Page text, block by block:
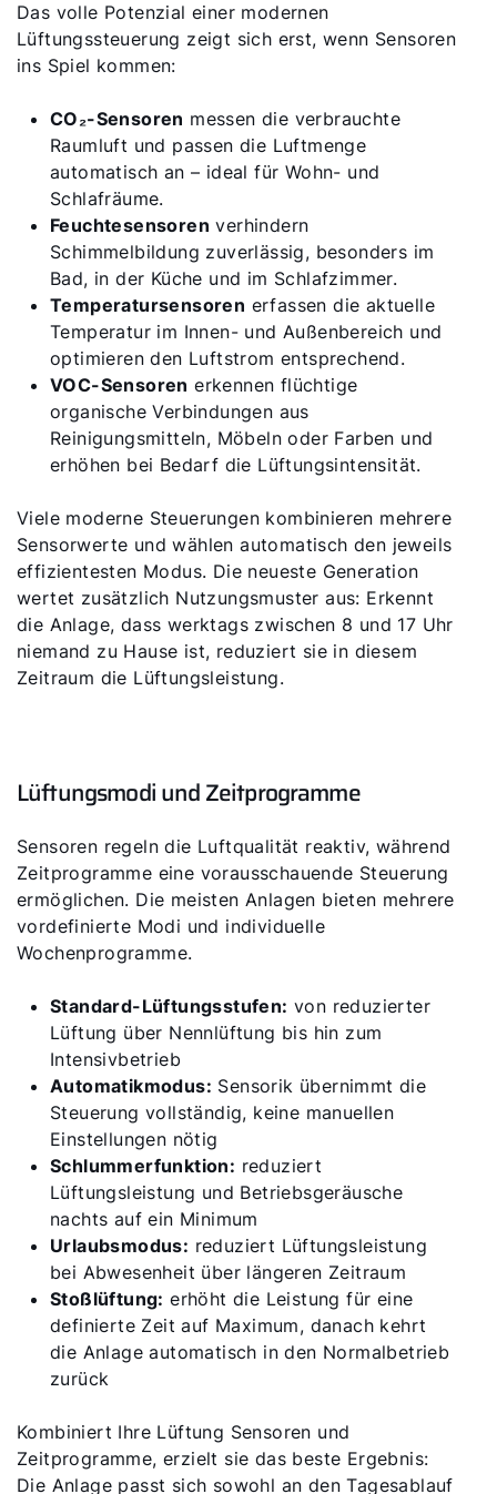
Das volle Potenzial einer modernen
Lüftungssteuerung zeigt sich erst, wenn Sensoren
ins Spiel kommen:
CO₂-Sensoren messen die verbrauchte
Raumluft und passen die Luftmenge
automatisch an – ideal für Wohn- und
Schlafräume.
Feuchtesensoren verhindern
Schimmelbildung zuverlässig, besonders im
Bad, in der Küche und im Schlafzimmer.
Temperatursensoren erfassen die aktuelle
Temperatur im Innen- und Außenbereich und
optimieren den Luftstrom entsprechend.
VOC-Sensoren erkennen flüchtige
organische Verbindungen aus
Reinigungsmitteln, Möbeln oder Farben und
erhöhen bei Bedarf die Lüftungsintensität.
Viele moderne Steuerungen kombinieren mehrere
Sensorwerte und wählen automatisch den jeweils
effizientesten Modus. Die neueste Generation
wertet zusätzlich Nutzungsmuster aus: Erkennt
die Anlage, dass werktags zwischen 8 und 17 Uhr
niemand zu Hause ist, reduziert sie in diesem
Zeitraum die Lüftungsleistung.
Lüftungsmodi und Zeitprogramme
Sensoren regeln die Luftqualität reaktiv, während
Zeitprogramme eine vorausschauende Steuerung
ermöglichen. Die meisten Anlagen bieten mehrere
vordefinierte Modi und individuelle
Wochenprogramme.
Standard-Lüftungsstufen: von reduzierter
Lüftung über Nennlüftung bis hin zum
Intensivbetrieb
Automatikmodus: Sensorik übernimmt die
Steuerung vollständig, keine manuellen
Einstellungen nötig
Schlummerfunktion: reduziert
Lüftungsleistung und Betriebsgeräusche
nachts auf ein Minimum
Urlaubsmodus: reduziert Lüftungsleistung
bei Abwesenheit über längeren Zeitraum
Stoßlüftung: erhöht die Leistung für eine
definierte Zeit auf Maximum, danach kehrt
die Anlage automatisch in den Normalbetrieb
zurück
Kombiniert Ihre Lüftung Sensoren und
Zeitprogramme, erzielt sie das beste Ergebnis:
Die Anlage passt sich sowohl an den Tagesablauf